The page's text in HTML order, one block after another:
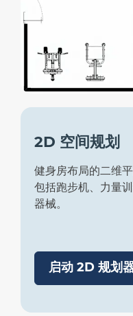
2D 空间规划
健身房布局的二维
包括跑步机、力量
器械。
启动 2D 规划